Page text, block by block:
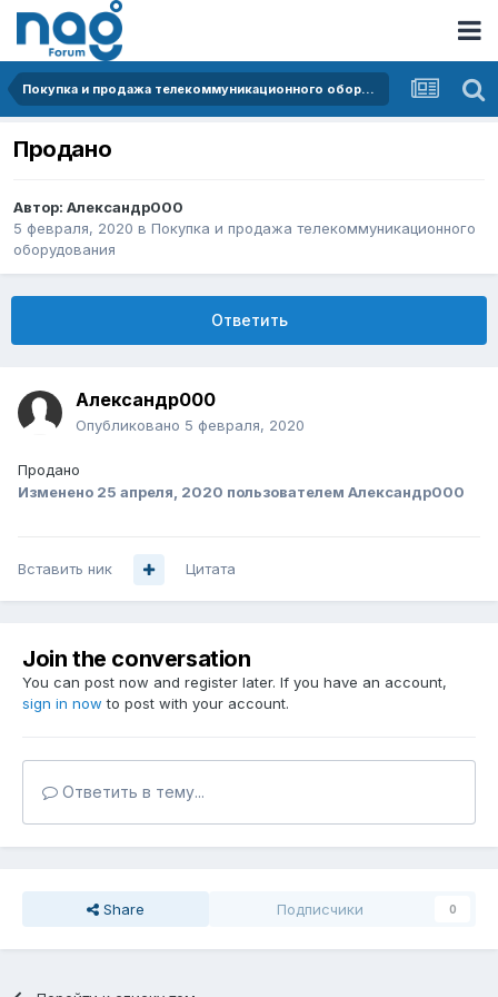
Покупка и продажа телекоммуникационного оборудования
Продано
Автор: Александр000
5 февраля, 2020 в Покупка и продажа телекоммуникационного
оборудования
Ответить
Александр000
Опубликовано 5 февраля, 2020
Продано
Изменено 25 апреля, 2020 пользователем Александр000
Вставить ник Цитата
Join the conversation
You can post now and register later. If you have an account,
sign in now to post with your account.
Ответить в тему...
Share Подписчики 0